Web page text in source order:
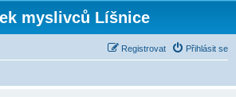
myslivců Líšnice
Přihlásit se
Registrovat